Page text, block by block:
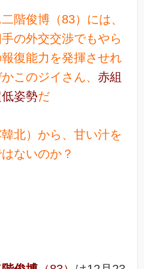
階俊博（83）には、
の外交交渉でもやら
復能力を発揮させれ
このジイさん、 赤組
低姿勢だ
北）から、甘い汁を
ないのか？